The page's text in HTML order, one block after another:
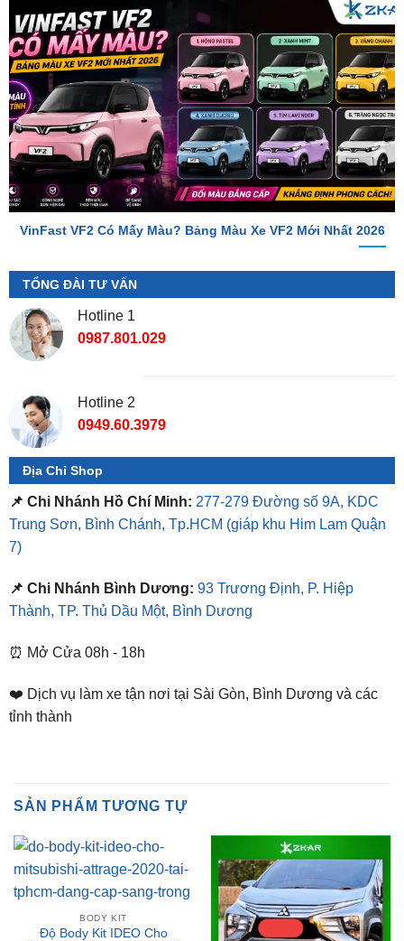
VinFast VF2 Có Mấy Màu? Bảng Màu Xe VF2 Mới Nhất 2026
TỔNG ĐÀI TƯ VẤN
Hotline 1
0987.801.029
Địa Chỉ Shop
📌 Chi Nhánh Hồ Chí Minh: 277-279 Đường số 9A, KDC
Trung Sơn, Bình Chánh, Tp.HCM
7)
📌 Chi Nhánh Bình Dương:
⏰ Mở Cửa 08h - 18h
❤️ Dịch vụ làm xe tận nơi tại Sài Gòn, Bình Dương và các
BODY KIT
Độ Body Kit IDEO Cho
Mitsubishi Attrage 2020 Tại
TPHCM | Đẳng Cấp – Sang
Trọng